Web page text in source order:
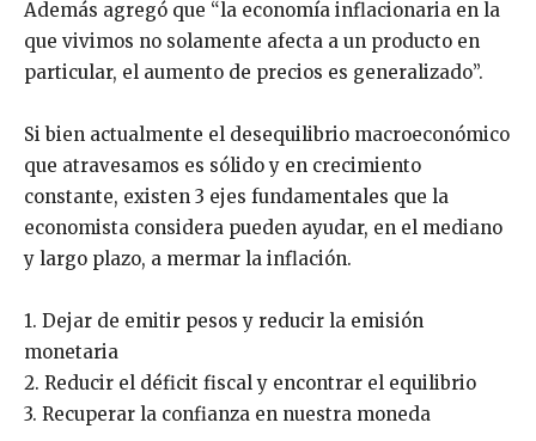
Además agregó que “la economía inflacionaria en la
que vivimos no solamente afecta a un producto en
particular, el aumento de precios es generalizado”.
Si bien actualmente el desequilibrio macroeconómico
que atravesamos es sólido y en crecimiento
constante, existen 3 ejes fundamentales que la
economista considera pueden ayudar, en el mediano
y largo plazo, a mermar la inflación.
1. Dejar de emitir pesos y reducir la emisión
monetaria
2. Reducir el déficit fiscal y encontrar el equilibrio
3. Recuperar la confianza en nuestra moneda